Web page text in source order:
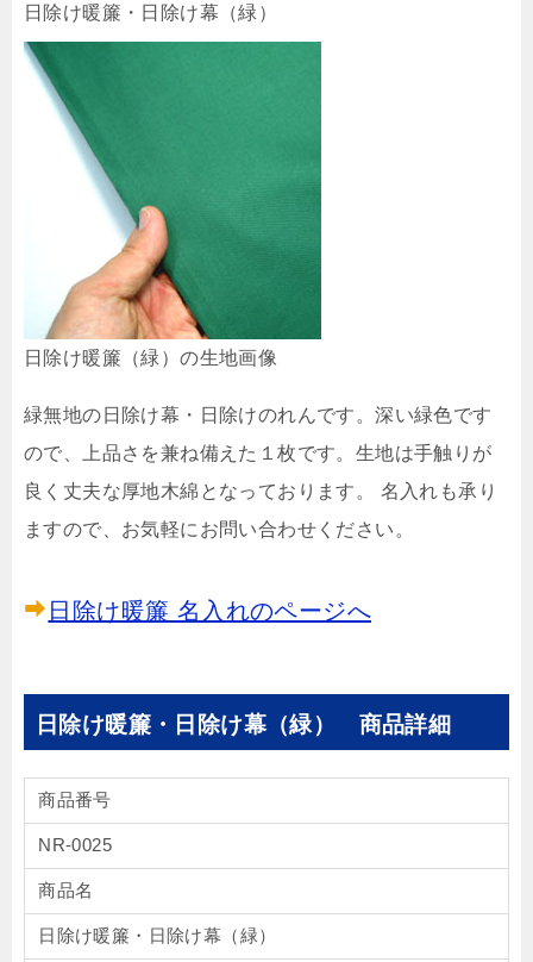
日除け暖簾・日除け幕（緑）
日除け暖簾（緑）の生地画像
緑無地の日除け幕・日除けのれんです。深い緑色です
ので、上品さを兼ね備えた１枚です。生地は手触りが
良く丈夫な厚地木綿となっております。 名入れも承り
ますので、お気軽にお問い合わせください。
日除け暖簾 名入れのページへ
日除け暖簾・日除け幕（緑） 商品詳細
商品番号
NR-0025
商品名
日除け暖簾・日除け幕（緑）